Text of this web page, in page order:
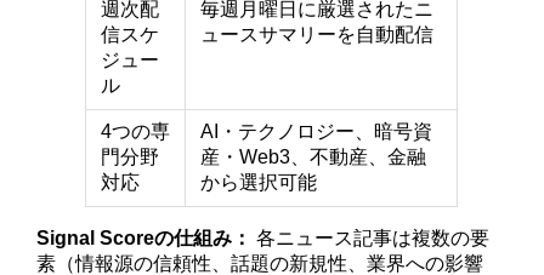
週次配
信スケ
ジュー
ル
毎週月曜日に厳選されたニ
ュースサマリーを自動配信
4つの専
門分野
対応
AI・テクノロジー、暗号資
産・Web3、不動産、金融
から選択可能
Signal Scoreの仕組み： 各ニュース記事は複数の要
素（情報源の信頼性、話題の新規性、業界への影響